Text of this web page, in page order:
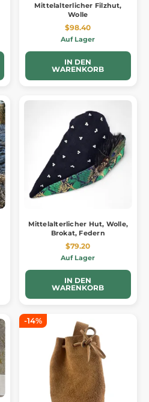
Mittelalterlicher Filzhut,
Wolle
$98.40
Auf Lager
IN DEN
WARENKORB
Mittelalterlicher Hut, Wolle,
Brokat, Federn
$79.20
Auf Lager
IN DEN
WARENKORB
-14%